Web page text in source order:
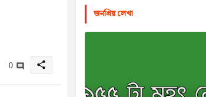
0 share
জনপ্রিয় লেখা